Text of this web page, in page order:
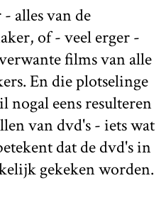
alles van de
of - veel erger -
films van alle
En die plotselinge
nogal eens resulteren
van dvd's - iets wat
dat de dvd's in
gekeken worden.